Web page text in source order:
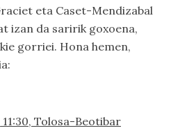
eta Caset-Mendizabal
izan da saririk goxoena,
gorriei. Hona hemen,
Tolosa-Beotibar